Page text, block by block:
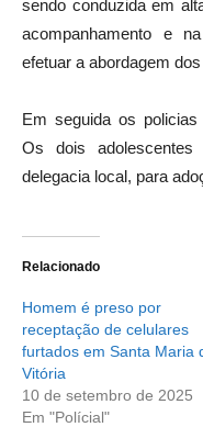
sendo conduzida em
acompanhamento e
efetuar a abordagem
Em seguida os
Os dois
delegacia local, para
Relacionado
Homem é preso por
receptação de celulares
furtados em Santa Maria
Vitória
10 de setembro de 2025
Em "Polícial"